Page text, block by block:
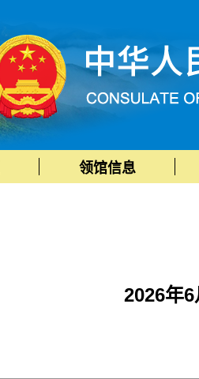
领馆信息
2026年